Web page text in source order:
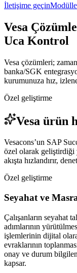
İletişime geçin
Vesa
Uca Kontrol
Vesa çözümleri;
banka/SGK
kurumunuza hız,
Özel geliştirme
Vesa ürün
Vesacons’un SAP
özel olarak
akışta hızlandırır,
Özel geliştirme
Seyahat ve
Çalışanların seyahat
adımlarının
işlemlerinin dijital
evraklarının
onay ve durum
kapsar.